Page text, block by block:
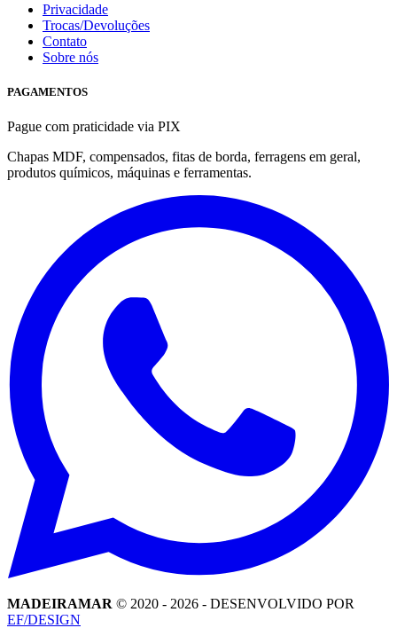
Privacidade
Trocas/Devoluções
Contato
Sobre nós
PAGAMENTOS
Pague com praticidade via PIX
Chapas MDF, compensados, fitas de borda, ferragens em geral,
produtos químicos, máquinas e ferramentas.
MADEIRAMAR © 2020 - 2026 - DESENVOLVIDO POR
EF/DESIGN